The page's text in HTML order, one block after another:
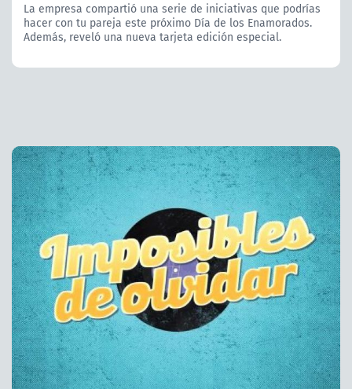
La empresa compartió una serie de iniciativas que podrías
hacer con tu pareja este próximo Día de los Enamorados.
Además, reveló una nueva tarjeta edición especial.